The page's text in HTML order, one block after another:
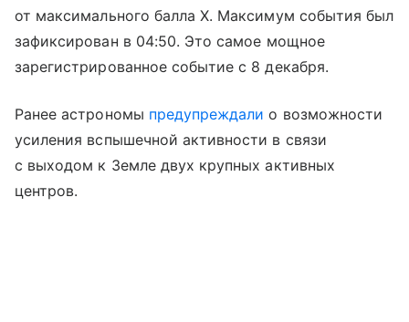
от максимального балла X. Максимум события был
зафиксирован в 04:50. Это самое мощное
зарегистрированное событие с 8 декабря.
Ранее астрономы предупреждали о возможности
усиления вспышечной активности в связи
с выходом к Земле двух крупных активных
центров.